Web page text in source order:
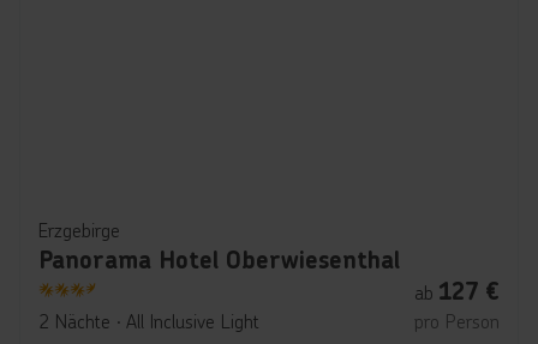
Erzgebirge
Panorama Hotel Oberwiesenthal
3.5
2 Nächte ∙ All Inclusive Light
ab 127 €
pro Person